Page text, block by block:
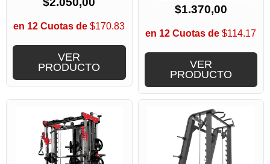
en 12 Cuotas de $170.83
VER
PRODUCTO
DOMESTICO
$1.370,00
en 12 Cuotas de $114.17
VER
PRODUCTO